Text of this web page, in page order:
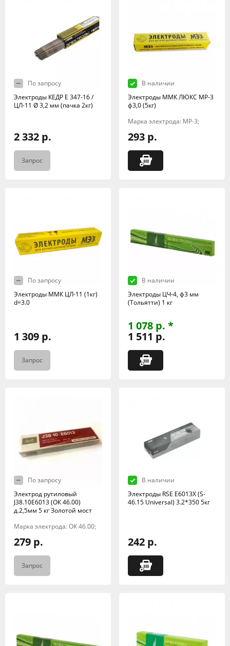
По запросу
Электроды КЕДР E 347-16 /
ЦЛ-11 Ø 3,2 мм (пачка 2кг)
2 332 р.
Запрос
В наличии
Электроды ММК ЛЮКС МР-3
ф3,0 (5кг)
Марка электрода: МР-3;
293 р.
По запросу
Электроды ММК ЦЛ-11 (1кг)
d=3.0
1 309 р.
Запрос
В наличии
Электроды ЦЧ-4, ф3 мм
(Тольятти) 1 кг
1 078 р. *
1 511 р.
По запросу
Электрод рутиловый
J38.10E6013 (ОК 46.00)
д.2,5мм 5 кг Золотой мост
Марка электрода: ОК 46.00;
279 р.
Запрос
В наличии
Электроды RSE Е6013X (S-
46.15 Universal) 3.2*350 5кг
242 р.